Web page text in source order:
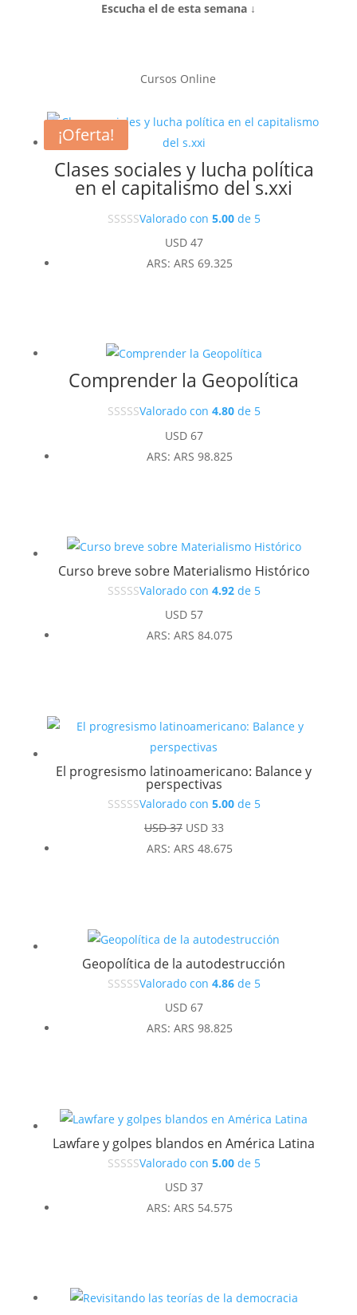
Escucha el de esta semana ↓
Cursos Online
Clases sociales y lucha política
en el capitalismo del s.xxi
Valorado con 5.00de 5
USD47
ARS: ARS 69.325
Comprender la Geopolítica
Valorado con 4.80de 5
USD67
ARS: ARS 98.825
Curso breve sobre Materialismo Histórico
Valorado con 4.92de 5
USD57
ARS: ARS 84.075
¡Oferta!
El progresismo latinoamericano: Balance y
perspectivas
Valorado con 5.00de 5
USD37 El
precio
USD33El
precio
ARS: ARS 48.675
Geopolítica de la autodestrucción
Valorado con 4.86de 5
USD67
ARS: ARS 98.825
Lawfare y golpes blandos en América Latina
Valorado con 5.00de 5
USD37
ARS: ARS 54.575